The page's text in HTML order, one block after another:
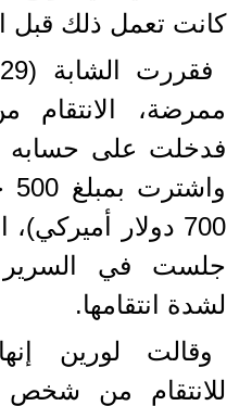
كانت تعمل ذلك قبل
ممرضة، الانتقام
فدخلت على حسابه
700 دولار
جلست في
لشدة انتقامها.
وقالت لورين
للانتقام من